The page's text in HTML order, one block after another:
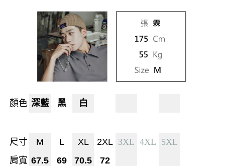
顏色 深藍 黑 白
尺寸 M L XL 2XL 3XL 4XL 5XL
肩寬 67.5 69 70.5
72